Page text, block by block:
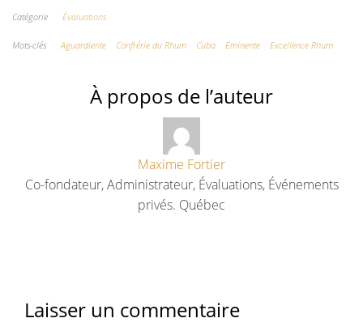
Catégorie Évaluations
Mots-clés Aguardiente Confrérie du Rhum Cuba Eminente Excellence Rhum
À propos de l’auteur
Maxime Fortier
Co-fondateur, Administrateur, Évaluations, Événements
privés. Québec
Laisser un commentaire